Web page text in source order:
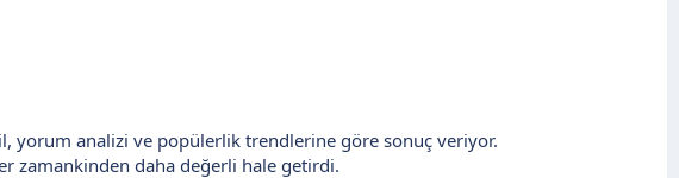
yorum analizi ve popülerlik trendlerine göre sonuç veriyor.
zamankinden daha değerli hale getirdi.